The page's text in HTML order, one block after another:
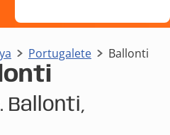
Portugalete Ballonti
Ballonti,